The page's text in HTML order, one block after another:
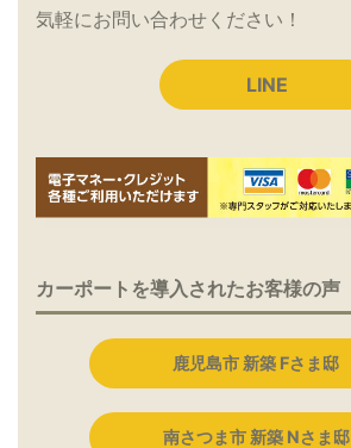
気軽にお問い合わせください！
LINE
カーポートを導入されたお客様の声
鹿児島市 新築 Fさま邸
南さつま市 新築 Nさま邸